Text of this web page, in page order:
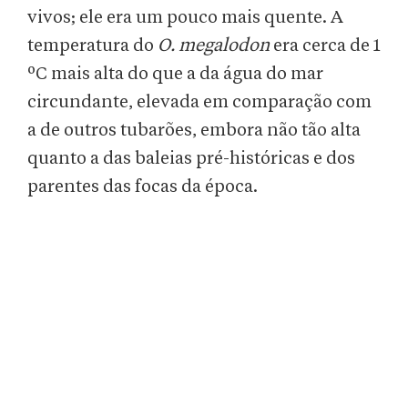
vivos; ele era um pouco mais quente. A
temperatura do O. megalodonera cerca de 1
ºC mais alta do que a da água do mar
circundante, elevada em comparação com
a de outros tubarões, embora não tão alta
quanto a das baleias pré-históricas e dos
parentes das focas da época.